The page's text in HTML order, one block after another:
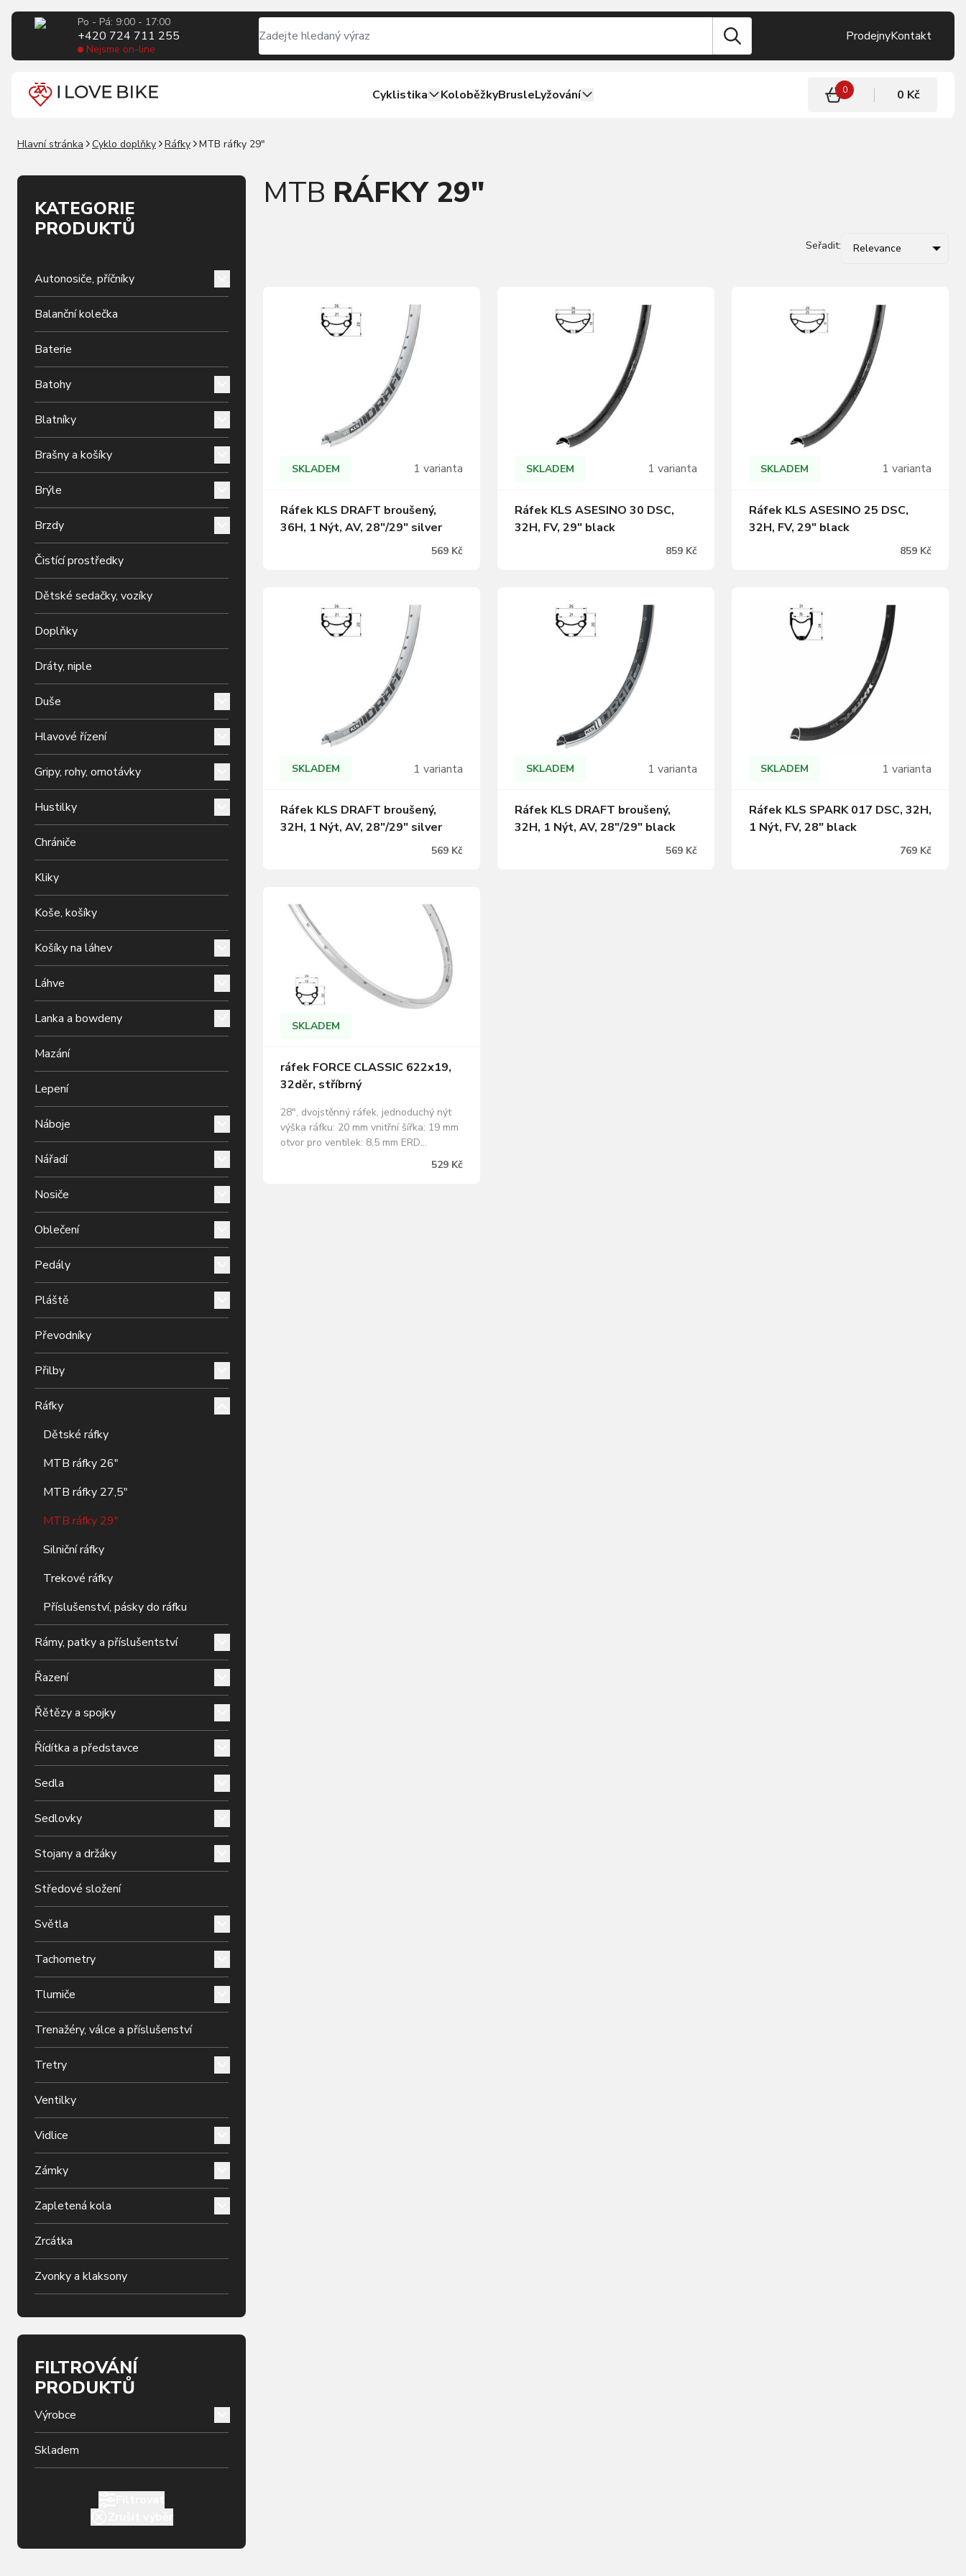
Po - Pá: 9:00 - 17:00
+420 724 711 255
Nejsme on-line
ProdejnyKontakt
Cyklistika KoloběžkyBrusleLyžování 0 0 Kč
Hlavní stránka Cyklo doplňky Ráfky MTB ráfky 29"
KATEGORIE
PRODUKTŮ
Autonosiče, příčníky
Balanční kolečka
Baterie
Batohy
Blatníky
Brašny a košíky
Brýle
Brzdy
Čistící prostředky
Dětské sedačky, vozíky
Doplňky
Dráty, niple
Duše
Hlavové řízení
Gripy, rohy, omotávky
Hustilky
Chrániče
Kliky
Koše, košíky
Košíky na láhev
Láhve
Lanka a bowdeny
Mazání
Lepení
Náboje
Nářadí
Nosiče
Oblečení
Pedály
Pláště
Převodníky
Přilby
Ráfky
Dětské ráfky
MTB ráfky 26"
MTB ráfky 27,5"
MTB ráfky 29"
Silniční ráfky
Trekové ráfky
Příslušenství, pásky do ráfku
Rámy, patky a příslušentství
Řazení
Řětězy a spojky
Řídítka a představce
Sedla
Sedlovky
Stojany a držáky
Středové složení
Světla
Tachometry
Tlumiče
Trenažéry, válce a příslušenství
Tretry
Ventilky
Vidlice
Zámky
Zapletená kola
Zrcátka
Zvonky a klaksony
FILTROVÁNÍ
PRODUKTŮ
Výrobce
Skladem
MTB RÁFKY 29"
Seřadit: Relevance
SKLADEM 1 varianta
Ráfek KLS DRAFT broušený,
36H, 1 Nýt, AV, 28"/29" silver
569 Kč
SKLADEM 1 varianta
Ráfek KLS ASESINO 30 DSC,
32H, FV, 29" black
859 Kč
SKLADEM 1 varianta
Ráfek KLS ASESINO 25 DSC,
32H, FV, 29" black
859 Kč
SKLADEM 1 varianta
Ráfek KLS DRAFT broušený,
32H, 1 Nýt, AV, 28"/29" silver
569 Kč
SKLADEM 1 varianta
Ráfek KLS DRAFT broušený,
32H, 1 Nýt, AV, 28"/29" black
569 Kč
SKLADEM 1 varianta
Ráfek KLS SPARK 017 DSC, 32H,
1 Nýt, FV, 28" black
769 Kč
SKLADEM
ráfek FORCE CLASSIC 622x19,
32děr, stříbrný
28", dvojstěnný ráfek, jednoduchý nýt
výška ráfku: 20 mm vnitřní šířka: 19 mm
otvor pro ventilek: 8,5 mm ERD
(efektivní průměr ráfku): 599 mm pro V-
529 Kč